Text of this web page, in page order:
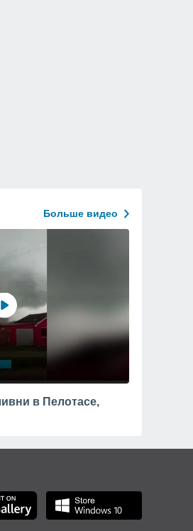
Больше видео
в Пелотасе,